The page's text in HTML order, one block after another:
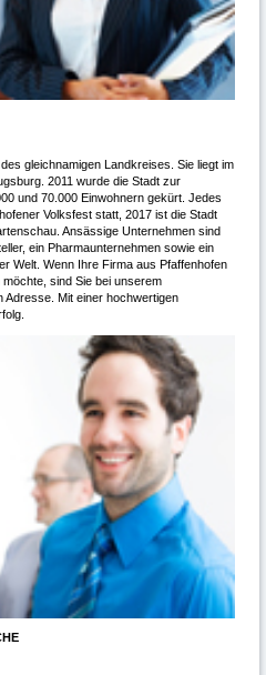
gleichnamigen Landkreises. Sie liegt im
2011 wurde die Stadt zur
und 70.000 Einwohnern gekürt. Jedes
Volksfest statt, 2017 ist die Stadt
Ansässige Unternehmen sind
ein Pharmaunternehmen sowie ein
Welt. Wenn Ihre Firma aus Pfaffenhofen
sind Sie bei unserem
Mit einer hochwertigen